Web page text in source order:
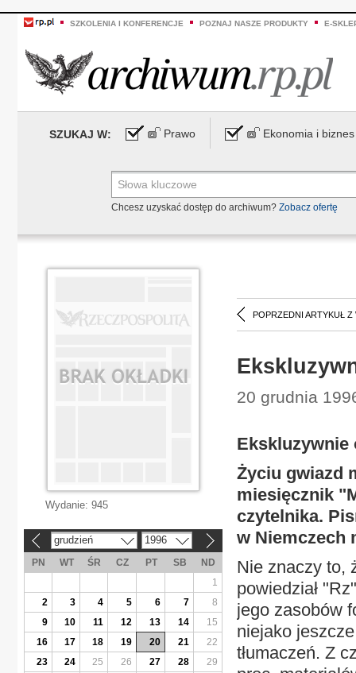
SZKOLENIA I KONFERENCJE POZNAJ NASZE PRODUKTY E-
SZUKAJ W: Prawo Ekonomia i biznes
Chcesz uzyskać dostęp do archiwum? Zobacz ofertę
POPRZEDNI ARTYKUŁ Z
20 grudnia
Ekskluzywnie
Życiu gwiazd
miesięcznik
czytelnika.
w Niemczech
Nie znaczy to,
powiedział
jego zasobów
niejako
tłumaczeń. Z
Wydanie: 945
grudzień 1996
PN WT ŚR CZ PT SB
ND
1
2
3 4 5 6 7
8
9
10 11 12 13 14
15
16
17 18 19 20 21
22
23
24 25 26 27 28
29